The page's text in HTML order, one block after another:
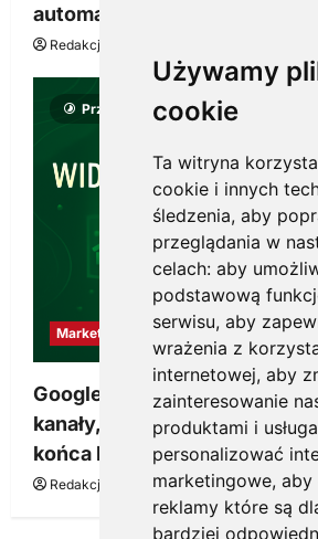
Używamy
cookie
Ta witryna
cookie i innych
śledzenia, aby
przeglądania w
celach: aby
podstawową
serwisu, aby
wrażenia z
internetowej, aby
zainteresowanie
produktami i
personalizować
marketingowe, aby
reklamy które są
bardziej
automatyzacji i korzyści dla
Redakcja KnowMore.pl
Przeczytano 8 minut
Marketing
Google Ads, SEO i analityka –
kanały, żeby reklama
końca budżetu
Redakcja KnowMore.pl 20 marca,